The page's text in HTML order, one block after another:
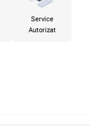
Service
Autorizat